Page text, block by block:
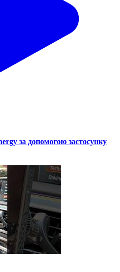
за допомогою застосунку